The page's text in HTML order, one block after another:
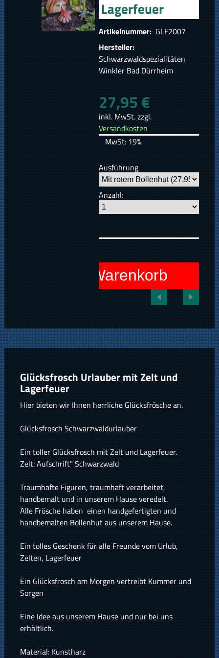
Lagerfeuer
Artikelnummer: GLF2007
Hersteller:
Schwarzwaldspezialitäten
Winkler Bad Dürrheim
27,95 €
inkl. MwSt. zzgl.
Versandkosten
MwSt: 19%
Ausführung
Anzahl:
In den Warenkorb
Glücksfrosch Urlauber mit Zelt und
Lagerfeuer
Hier bieten wir Ihnen herrliche Glücksfrösche an.
Glücksfrosch Schwarzwaldurlauber
Ein toller Glücksfrosch mit Zelt und Lagerfeuer.
Zelt: Aufschrift" Schwarzwald
Traumhafte Figuren, traumhaft verarbeitet,
handbemalt und in unserem Hause veredelt.
Alle Frösche haben einen handgefertigten und
handbemalten Bollenhut aus unserem Hause.
Ein tolles Geschenk für alle Freunde vom Urlub,
Zelten, Lagerfeuer
Ein Glücksfrosch am Morgen vertreibt Kummer und
Sorgen
Eine Idee aus unserem Hause und nur bei uns
erhältlich.
Material: Kunstharz